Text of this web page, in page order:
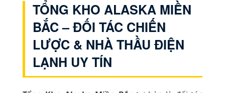
TỔNG KHO ALASKA MIỀN
BẮC – ĐỐI TÁC CHIẾN
LƯỢC & NHÀ THẦU ĐIỆN
LẠNH UY TÍN